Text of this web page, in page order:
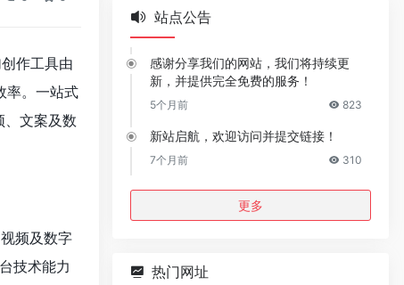
作工具由
率。一站式
、文案及数
频及数字
技术能力
站点公告
感谢分享我们的网站，我们将持续更
新，并提供完全免费的服务！
5个月前 823
新站启航，欢迎访问并提交链接！
7个月前 310
更多
热门网址